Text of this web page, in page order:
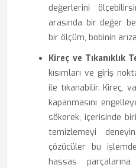
değerlerini
arasında bir değer
bir ölçüm, bobinin
Kireç ve Tıkanıklık
kısımları ve giriş
ile tıkanabilir. Kireç,
kapanmasını
sökerek, içerisinde
temizlemeyi
çözücüler bu
hassas